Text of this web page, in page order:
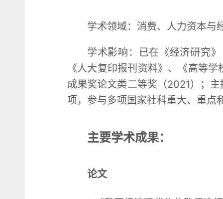
学术领域：消费、人力资本与
学术影响：已在《经济研究
《人大复印报刊资料》、《高等
成果奖论文类二等奖（2021）；
项，参与多项国家社科重大、重点
主要学术成果：
论文